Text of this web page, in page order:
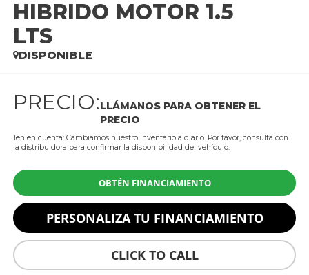
HIBRIDO MOTOR 1.5
LTS
DISPONIBLE
PRECIO:LLÁMANOS PARA OBTENER EL
PRECIO
Ten en cuenta: Cambiamos nuestro inventario a diario. Por favor, consulta con
la distribuidora para confirmar la disponibilidad del vehículo.
OBTÉN FINANCIAMIENTO
PERSONALIZA TU FINANCIAMIENTO
CLICK TO CALL